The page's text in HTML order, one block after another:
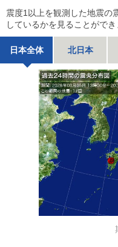
震度1以上を観測した地震の
しているかを見ることができ
日本全体 北日本